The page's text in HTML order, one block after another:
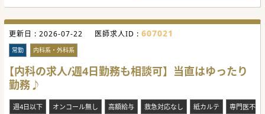
更新日 : 2026-07-22 医師求人ID : 607021
常勤 内科系・外科系
【内科の求人/週4日勤務も相談可】当直はゆったり
勤務♪
週4日以下 オンコール無し 高額給与 救急対応なし 紙カルテ 専門医不問